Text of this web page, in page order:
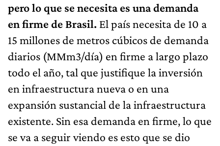
pero lo que se necesita es una demanda
en firme de Brasil. El país necesita de 10 a
15 millones de metros cúbicos de demanda
diarios (MMm3/día) en firme a largo plazo
todo el año, tal que justifique la inversión
en infraestructura nueva o en una
expansión sustancial de la infraestructura
existente. Sin esa demanda en firme, lo que
se va a seguir viendo es esto que se dio